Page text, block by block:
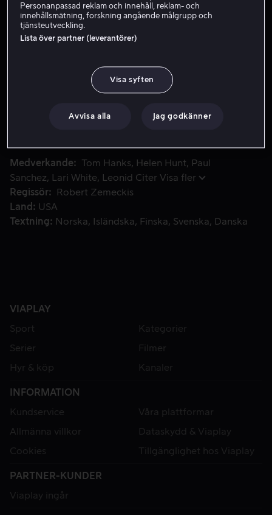
Köp 109 kr
Se trailer
Chuck Noland, en tidsbesatt systemingenjör spelad av
Chuck Noland, en tidsbesatt systemingenjör spelad av
i Stilla havet. Han kämpar för att överleva på en öde ö
Medverkande Tom Hanks Helen Hunt
Paul
Sanchez
Lari White Leonid Citer Visa fler
Regissör
Robert Zemeckis
Land
USA
Textning
Norska Isländska Finska Svenska Danska
VIAPLAY
Sport
Kategorier
Serier
Filmer
Hyr & köp
Kanaler
INFORMATION
Kundservice
Våra plattformar
Allmänna villkor
Dataskydd & Viaplay
Cookies
Tillgänglighet hos Viaplay
PARTNER-KUNDER
Viaplay ingår
Personanpassad reklam och innehåll, reklam- och
innehållsmätning, forskning angående målgrupp och
tjänsteutveckling.
Lista över partner (leverantörer)
Visa syften
Avvisa alla Jag godkänner